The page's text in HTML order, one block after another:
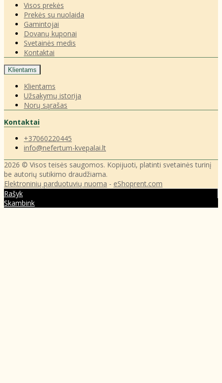
Visos prekės
Prekės su nuolaida
Gamintojai
Dovanų kuponai
Svetainės medis
Kontaktai
Klientams
Klientams
Užsakymų istorija
Norų sąrašas
Kontaktai
+37060220445
info@nefertum-kvepalai.lt
2026 © Visos teisės saugomos. Kopijuoti, platinti svetainės turinį
be autorių sutikimo draudžiama.
Elektroninių parduotuvių nuoma - eShoprent.com
Rašyk
Skambink